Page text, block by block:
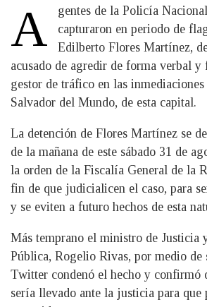
A
gentes de la Policía
capturaron en periodo de
Edilberto Flores Martínez,
acusado de agredir de forma verbal y
gestor de tráfico en las
Salvador del Mundo, de esta capital.
La detención de Flores Martínez se
de la mañana de este sábado 31 de
la orden de la Fiscalía General de la
fin de que judicialicen el caso, para
y se eviten a futuro hechos de esta
Más temprano el ministro de Justicia
Pública, Rogelio Rivas, por medio de
Twitter condenó el hecho y confirmó
sería llevado ante la justicia para